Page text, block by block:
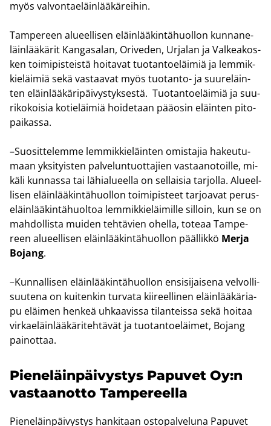
myös val­von­tae­läin­lää­kä­rei­hin.
Tam­pe­reen alu­eel­li­sen eläin­lää­kin­tä­huol­lon kun­na­ne­
läin­lää­kä­rit Kan­ga­sa­lan, Ori­ve­den, Ur­ja­lan ja Val­kea­kos­
ken toi­mi­pis­teis­tä hoi­ta­vat tuo­tan­toe­läi­miä ja lem­mik­
kie­läi­miä sekä vas­taa­vat myös tuotanto-​ ja suu­re­läin­
ten eläin­lää­kä­ri­päi­vys­tyk­ses­tä. Tuo­tan­toe­läi­miä ja suu­
ri­ko­koi­sia ko­tie­läi­miä hoi­de­taan pää­osin eläin­ten pi­to­
pai­kas­sa.
–Suo­sit­te­lem­me lem­mik­kie­läin­ten omis­ta­jia ha­keu­tu­
maan yk­si­tyis­ten pal­ve­lun­tuot­ta­jien vas­taa­no­toil­le, mi­
kä­li kun­nas­sa tai lä­hia­lu­eel­la on sel­lai­sia tar­jol­la. Alu­eel­
li­sen eläin­lää­kin­tä­huol­lon toi­mi­pis­teet tar­joa­vat pe­rus­
e­läin­lää­kin­tä­huol­toa lem­mik­kie­läi­mil­le sil­loin, kun se on
mah­dol­lis­ta mui­den teh­tä­vien ohel­la, to­te­aa Tam­pe­
reen alu­eel­li­sen eläin­lää­kin­tä­huol­lon pääl­lik­kö Merja
Bo­jang.
–Kun­nal­li­sen eläin­lää­kin­tä­huol­lon en­si­si­jai­se­na vel­vol­li­
suu­te­na on kui­ten­kin tur­va­ta kii­reel­li­nen eläin­lää­kä­ria­
pu eläi­men hen­keä uh­kaa­vis­sa ti­lan­teis­sa sekä hoi­taa
vir­kae­läin­lää­kä­ri­teh­tä­vät ja tuo­tan­toe­läi­met, Bo­jang
pai­not­taa.
Pie­ne­läin­päi­vys­tys Pa­pu­vet Oy:n
vas­taan­ot­to Tam­pe­reel­la
Pie­ne­läin­päi­vys­tys han­ki­taan os­to­pal­ve­lu­na Pa­pu­vet